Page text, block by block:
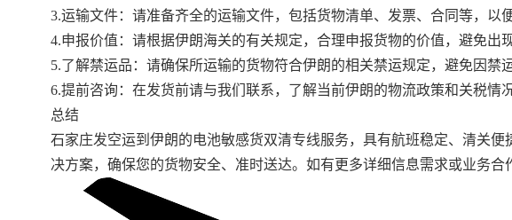
3.运输文件：请准备齐全的运输文件，包括货物清单、发票、合同等，以
4.申报价值：请根据伊朗海关的有关规定，合理申报货物的价值，避免出
5.了解禁运品：请确保所运输的货物符合伊朗的相关禁运规定，避免因禁
6.提前咨询：在发货前请与我们联系，了解当前伊朗的物流政策和关税情
总结
石家庄发空运到伊朗的电池敏感货双清专线服务，具有航班稳定、清关
决方案，确保您的货物安全、准时送达。如有更多详细信息需求或业务合